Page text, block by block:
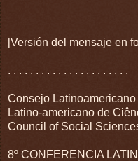
[Versión del mensaje en
. . . . . . . . . . . . . . . . . . . . . .
Consejo
Latino-americano de
Council of Social
8º CONFERENCIA